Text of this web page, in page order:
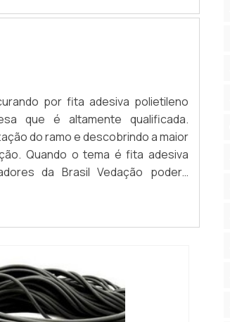
por fita adesiva polietileno
que é altamente qualificada.
do ramo e descobrindo a maior
Quando o tema é fita adesiva
da Brasil Vedação poderá
sólidas e duráveis, que não